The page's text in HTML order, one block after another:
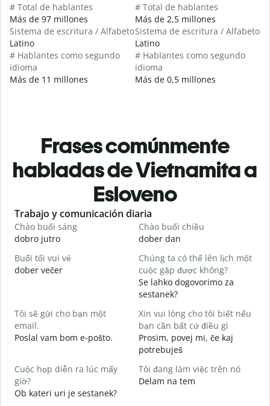
# Total de hablantes
Más de 97 millones
Sistema de escritura / Alfabeto
Latino
# Hablantes como segundo
idioma
Más de 11 millones
# Total de hablantes
Más de 2,5 millones
Sistema de escritura / Alfabeto
Latino
# Hablantes como segundo
idioma
Más de 0,5 millones
Frases comúnmente
habladas de Vietnamita a
Esloveno
Slide 1 of 6
Trabajo y comunicación diaria
Chào buổi sáng
dobro jutro
Chào buổi chiều
dober dan
Buổi tối vui vẻ
dober večer
Chúng ta có thể lên lịch một
cuộc gặp được không?
Se lahko dogovorimo za
sestanek?
Tôi sẽ gửi cho bạn một
email.
Poslal vam bom e-pošto.
Xin vui lòng cho tôi biết nếu
bạn cần bất cứ điều gì
Prosim, povej mi, če kaj
potrebuješ
Cuộc họp diễn ra lúc mấy
giờ?
Ob kateri uri je sestanek?
Tôi đang làm việc trên nó
Delam na tem